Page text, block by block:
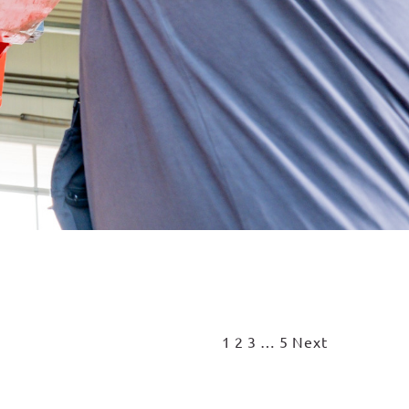
1 2 3 … 5 Next